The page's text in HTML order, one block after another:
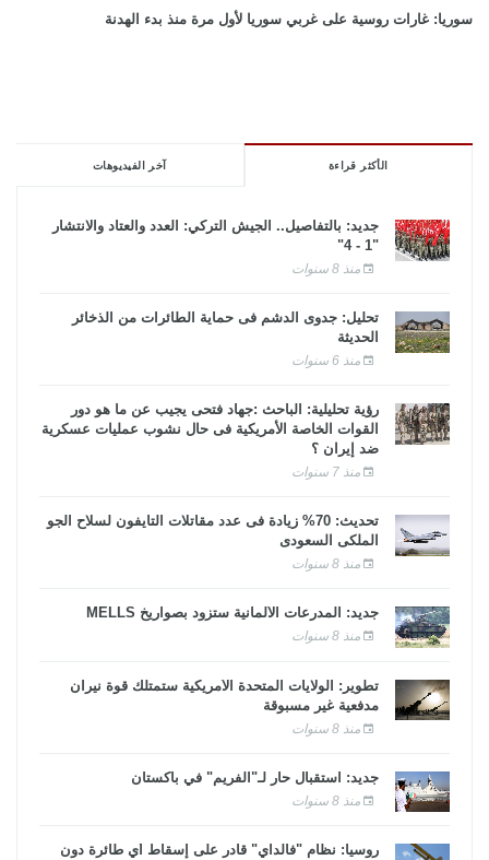
سوريا: غارات روسية على غربي سوريا لأول مرة منذ بدء الهدنة
الأكثر قراءة آخر الفيديوهات
جديد: بالتفاصيل.. الجيش التركي: العدد والعتاد والانتشار
"1 - 4"
منذ 8 سنوات
تحليل: جدوى الدشم فى حماية الطائرات من الذخائر
الحديثة
منذ 6 سنوات
رؤية تحليلية: الباحث :جهاد فتحى يجيب عن ما هو دور
القوات الخاصة الأمريكية فى حال نشوب عمليات عسكرية
ضد إيران ؟
منذ 7 سنوات
تحديث: 70% زيادة فى عدد مقاتلات التايفون لسلاح الجو
الملكى السعودى
منذ 8 سنوات
جديد: المدرعات الألمانية ستزود بصواريخ MELLS
منذ 8 سنوات
تطوير: الولايات المتحدة الأمريكية ستمتلك قوة نيران
مدفعية غير مسبوقة
منذ 8 سنوات
جديد: استقبال حار لـ"الفريم" في باكستان
منذ 8 سنوات
روسيا: نظام "فالداي" قادر على إسقاط أي طائرة دون